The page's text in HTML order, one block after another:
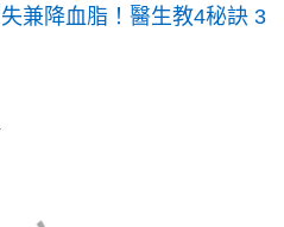
兼降血脂！醫生教4秘訣 3